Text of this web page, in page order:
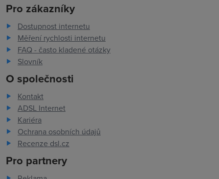
Pro zákazníky
Dostupnost internetu
Měření rychlosti internetu
FAQ - často kladené otázky
Slovník
O společnosti
Kontakt
ADSL Internet
Kariéra
Ochrana osobních údajů
Recenze dsl.cz
Pro partnery